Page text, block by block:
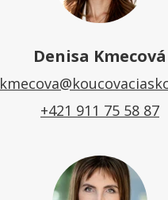
Denisa Kmecová
+421 911 75 58 87